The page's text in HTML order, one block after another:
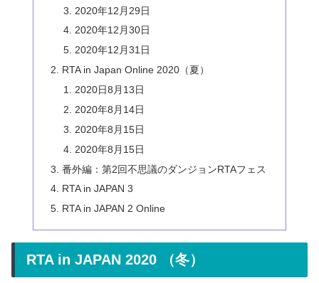
2020年12月29日
2020年12月30日
2020年12月31日
RTA in Japan Online 2020（夏）
2020日8月13日
2020年8月14日
2020年8月15日
2020年8月15日
番外編：第2回不思議のダンジョンRTAフェス
RTA in JAPAN 3
RTA in JAPAN 2 Online
RTA in JAPAN 2020 （冬）